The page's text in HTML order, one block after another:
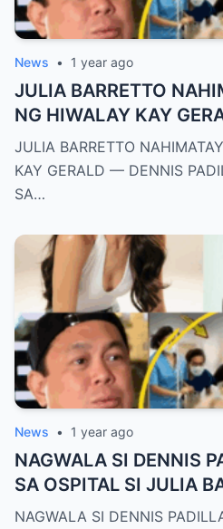
News • 1 year ago
JULIA BARRETTO
NG HIWALAY KAY
PADILLA, ISINUGOD
GITNA NG PAGHIYAW!
JULIA BARRETTO
KAY GERALD — DENNIS
SA…
News • 1 year ago
NAGWALA SI DENNIS
SA OSPITAL SI JULIA
ITAKWIL NI GERALD
NAGWALA SI DENNIS